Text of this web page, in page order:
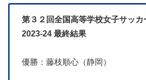
第３２回全国高等学校女子サッカ
2023-24 最終結果
優勝：藤枝順心（静岡）